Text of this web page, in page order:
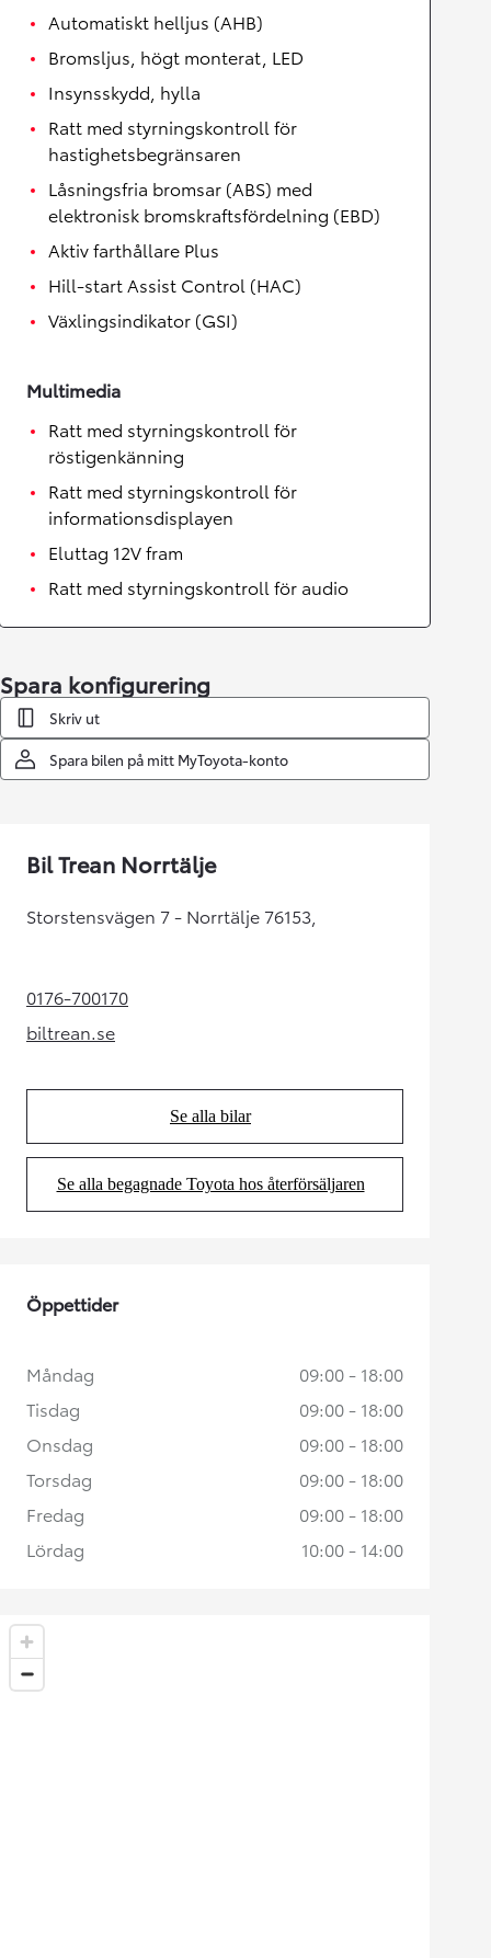
Automatiskt helljus (AHB)
Bromsljus, högt monterat, LED
Insynsskydd, hylla
Ratt med styrningskontroll för
hastighetsbegränsaren
Låsningsfria bromsar (ABS) med
elektronisk bromskraftsfördelning (EBD)
Aktiv farthållare Plus
Hill-start Assist Control (HAC)
Växlingsindikator (GSI)
Multimedia
Ratt med styrningskontroll för
röstigenkänning
Ratt med styrningskontroll för
informationsdisplayen
Eluttag 12V fram
Ratt med styrningskontroll för audio
Spara konfigurering
Skriv ut
Spara bilen på mitt MyToyota-konto
Bil Trean Norrtälje
Storstensvägen 7 - Norrtälje 76153,
0176-700170(Opens in new tab)
biltrean.se(Opens in new tab)
Se alla bilar
(Opens in new tab)
Se alla begagnade Toyota hos återförsäljaren
(Opens in new tab)
Öppettider
Måndag
09:00 - 18:00
Tisdag
09:00 - 18:00
Onsdag
09:00 - 18:00
Torsdag
09:00 - 18:00
Fredag
09:00 - 18:00
Lördag
10:00 - 14:00